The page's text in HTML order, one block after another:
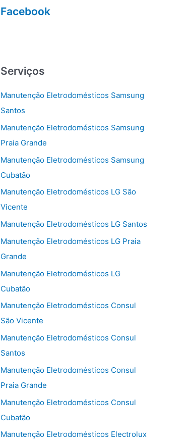
Facebook
Serviços
Manutenção Eletrodomésticos Samsung
Santos
Manutenção Eletrodomésticos Samsung
Praia Grande
Manutenção Eletrodomésticos Samsung
Cubatão
Manutenção Eletrodomésticos LG São
Vicente
Manutenção Eletrodomésticos LG Santos
Manutenção Eletrodomésticos LG Praia
Grande
Manutenção Eletrodomésticos LG
Cubatão
Manutenção Eletrodomésticos Consul
São Vicente
Manutenção Eletrodomésticos Consul
Santos
Manutenção Eletrodomésticos Consul
Praia Grande
Manutenção Eletrodomésticos Consul
Cubatão
Manutenção Eletrodomésticos Electrolux